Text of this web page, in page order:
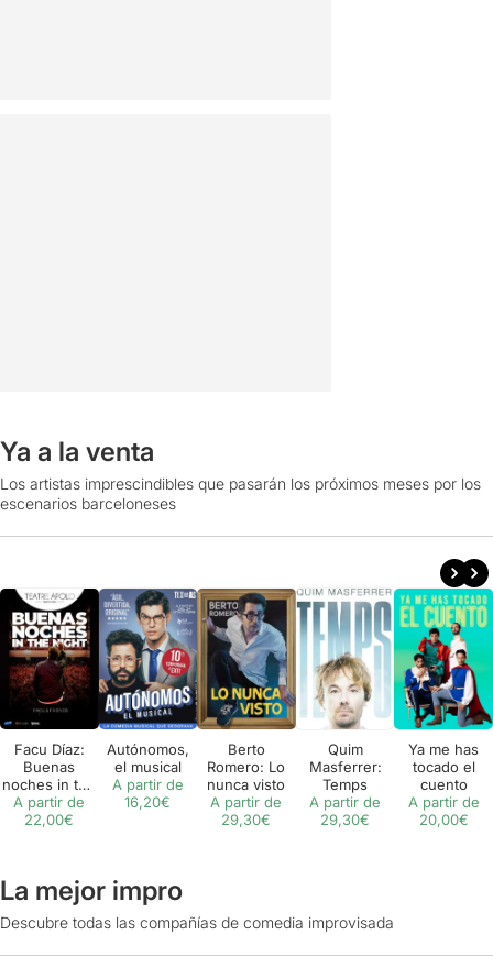
Ya a la venta
Los artistas imprescindibles que pasarán los próximos meses por los
escenarios barceloneses
Facu Díaz:
Buenas
noches in the
night
A partir de
22,00€
Autónomos,
el musical
A partir de
16,20€
Berto
Romero: Lo
nunca visto
A partir de
29,30€
Quim
Masferrer:
Temps
A partir de
29,30€
Ya me has
tocado el
cuento
A partir de
20,00€
La mejor impro
Descubre todas las compañías de comedia improvisada